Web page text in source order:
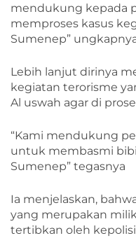
mendukung kepada
memproses kasus
Sumenep”
Lebih lanjut dirinya
kegiatan terorisme
Al uswah agar di
“Kami mendukung
untuk membasmi
Sumenep” tegasnya
Ia menjelaskan,
yang merupakan
tertibkan oleh